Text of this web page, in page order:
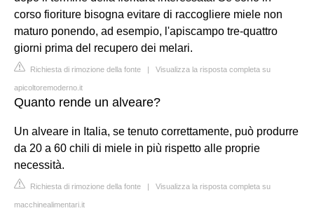
corso fioriture bisogna evitare di raccogliere miele non
maturo ponendo, ad esempio, l'apiscampo tre-quattro
giorni prima del recupero dei melari.
Richiesta di rimozione della fonte | Visualizza la risposta completa su
apicoltoremoderno.it
Quanto rende un alveare?
Un alveare in Italia, se tenuto correttamente, può produrre
da 20 a 60 chili di miele in più rispetto alle proprie
necessità.
Richiesta di rimozione della fonte | Visualizza la risposta completa su
macchinealimentari.it